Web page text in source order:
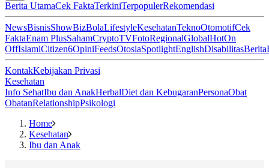
Berita UtamaCek FaktaTerkiniTerpopulerRekomendasi
NewsBisnisShowBizBolaLifestyleKesehatanTeknoOtomotifCek
FaktaEnam PlusSahamCryptoTVFotoRegionalGlobalHotOn
OffIslamiCitizen6OpiniFeedsOtosiaSpotlightEnglishDisabilitasBerita
KontakKebijakan Privasi
Kesehatan
Info SehatIbu dan AnakHerbalDiet dan KebugaranPersonaObat
ObatanRelationshipPsikologi
Home
Kesehatan
Ibu dan Anak